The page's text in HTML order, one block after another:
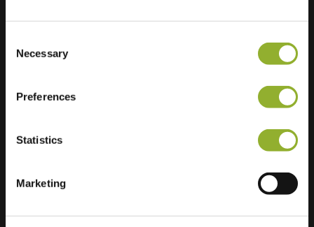
Selection
Necessary
Preferences
Statistics
Marketing